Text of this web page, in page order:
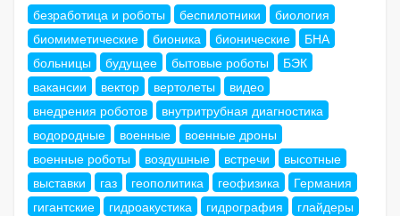
безработица и роботы
беспилотники
биология
биомиметические
бионика бионические
БНА
больницы
будущее бытовые роботы
БЭК
вакансии
вектор вертолеты
видео
внедрения роботов
внутритрубная диагностика
водородные
военные
военные дроны
военные роботы
воздушные встречи
высотные
выставки
газ геополитика геофизика
Германия
гигантские
гидроакустика гидрография
глайдеры